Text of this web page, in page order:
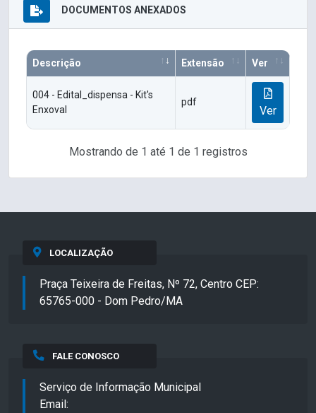
DOCUMENTOS ANEXADOS
Descrição Extensão Ver
004 - Edital_dispensa - Kit's
Enxoval
pdf
Ver
Mostrando de 1 até 1 de 1 registros
LOCALIZAÇÃO
Praça Teixeira de Freitas, Nº 72, Centro CEP:
65765-000 - Dom Pedro/MA
FALE CONOSCO
Serviço de Informação Municipal
Email: